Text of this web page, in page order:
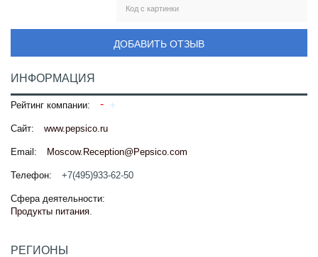
ДОБАВИТЬ ОТЗЫВ
ИНФОРМАЦИЯ
Рейтинг компании:
Сайт: www.pepsico.ru
Email: Moscow.Reception@Pepsico.com
Телефон: +7(495)933-62-50
Сфера деятельности:
Продукты питания.
РЕГИОНЫ